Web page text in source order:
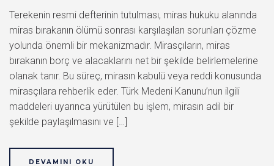
Terekenin resmi defterinin tutulması, miras hukuku alanında
miras bırakanın ölümü sonrası karşılaşılan sorunları çözme
yolunda önemli bir mekanizmadır. Mirasçıların, miras
bırakanın borç ve alacaklarını net bir şekilde belirlemelerine
olanak tanır. Bu süreç, mirasın kabulü veya reddi konusunda
mirasçılara rehberlik eder. Türk Medeni Kanunu’nun ilgili
maddeleri uyarınca yürütülen bu işlem, mirasın adil bir
şekilde paylaşılmasını ve […]
DEVAMINI OKU